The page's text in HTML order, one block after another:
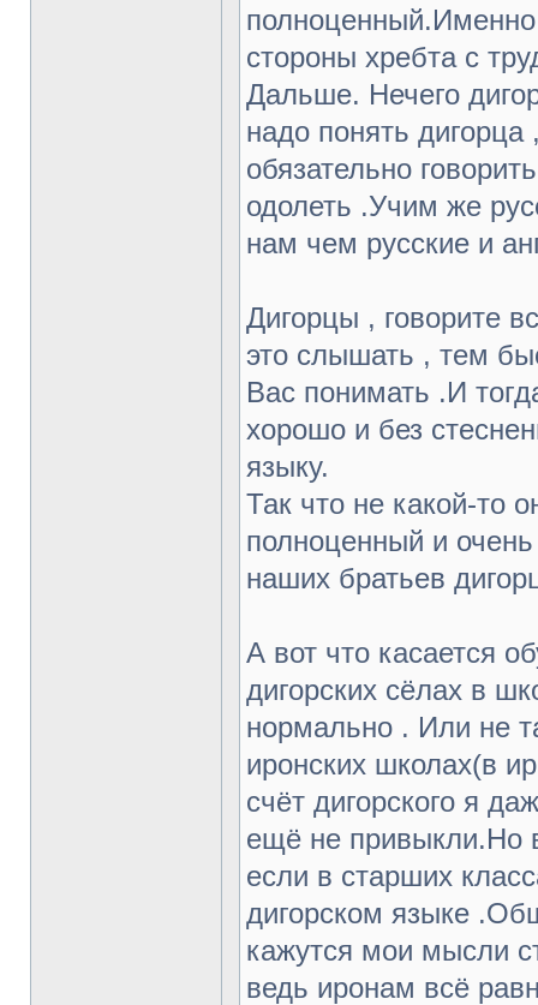
стороны хребта с
Дальше. Нечего
надо понять дигорца
обязательно
одолеть .Учим же
нам чем русские и
Дигорцы , говорите
это слышать , тем
Вас понимать .И
хорошо и без
языку.
Так что не какой-то
полноценный и
наших братьев
А вот что касается
дигорских сёлах в
нормально . Или не
иронских школах(в
счёт дигорского я
ещё не привыкли.Но
если в старших
дигорском языке
кажутся мои мысли
ведь иронам всё